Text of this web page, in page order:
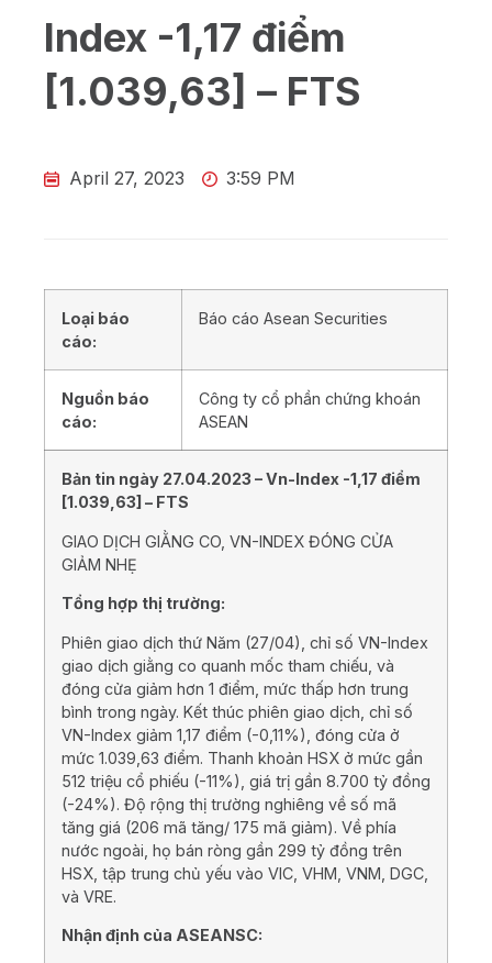
Index -1,17 điểm
[1.039,63] – FTS
April 27, 2023 3:59 PM
Loại báo
cáo:
Báo cáo Asean Securities
Nguồn báo
cáo:
Công ty cổ phần chứng khoán
ASEAN
Bản tin ngày 27.04.2023 – Vn-Index -1,17 điểm
[1.039,63] – FTS
GIAO DỊCH GIẰNG CO, VN-INDEX ĐÓNG CỬA
GIẢM NHẸ
Tổng hợp thị trường:
Phiên giao dịch thứ Năm (27/04), chỉ số VN-Index
giao dịch giằng co quanh mốc tham chiếu, và
đóng cửa giảm hơn 1 điểm, mức thấp hơn trung
bình trong ngày. Kết thúc phiên giao dịch, chỉ số
VN-Index giảm 1,17 điểm (-0,11%), đóng cửa ở
mức 1.039,63 điểm. Thanh khoản HSX ở mức gần
512 triệu cổ phiếu (-11%), giá trị gần 8.700 tỷ đồng
(-24%). Độ rộng thị trường nghiêng về số mã
tăng giá (206 mã tăng/ 175 mã giảm). Về phía
nước ngoài, họ bán ròng gần 299 tỷ đồng trên
HSX, tập trung chủ yếu vào VIC, VHM, VNM, DGC,
và VRE.
Nhận định của ASEANSC: